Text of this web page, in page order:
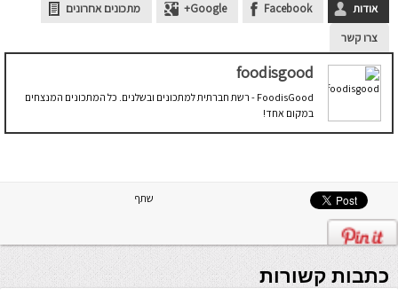
אודות Facebook
Google+
מתכונים אחרונים
צרו קשר
foodisgood
FoodisGood - רשת חברתית למתכונים ובשלנים. כל המתכונים המנצחים
במקום אחד!
שתף
כתבות קשורות